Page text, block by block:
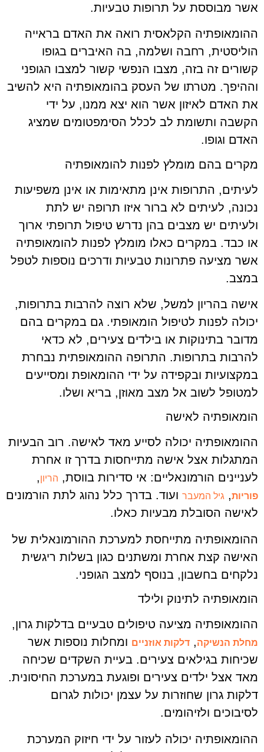
אשר מבוססת על תרופות טבעיות.
ההומאופתיה הקלאסית רואה את האדם בראייה
הוליסטית, רחבה ושלמה, בה האיברים בגופו
קשורים זה בזה, מצבו הנפשי קשור למצבו הגופני
וההיפך. מטרתו של העסק בהומאופתיה היא להשיב
את האדם לאיזון אשר הוא יצא ממנו, על ידי
הקשבה ותשומת לב לכלל הסימפטומים שמציג
האדם וגופו.
מקרים בהם מומלץ לפנות להומאופתיה
לעיתים, התרופות אינן מתאימות או אינן משפיעות
נכונה, לעיתים לא ברור איזו תרופה יש לתת
ולעיתים יש מצבים בהן נדרש טיפול תרופתי ארוך
או כבד. במקרים כאלו מומלץ לפנות להומאופתיה
אשר מציעה פתרונות טבעיות ודרכים נוספות לטפל
במצב.
אישה בהריון למשל, שלא רוצה להרבות בתרופות,
יכולה לפנות לטיפול הומאופתי. גם במקרים בהם
מדובר בתינוקות או בילדים צעירים, לא כדאי
להרבות בתרופות. התרופה ההומאופתית נבחרת
במקצועיות ובקפידה על ידי ההומאופת ומסייעים
למטופל לשוב אל מצב מאוזן, בריא ושלו.
הומאופתיה לאישה
ההומאופתיה יכולה לסייע מאד לאישה. רוב הבעיות
המתגלות אצל אישה מתייחסות בדרך זו אחרת
לעניינים הורמונאליים: אי סדירות בווסת, הריון,
פוריות, גיל המעבר ועוד. בדרך כלל נהוג לתת הורמונים
לאישה הסובלת מבעיות כאלו.
ההומאופתיה מתייחסת למערכת ההורמונאלית של
האישה קצת אחרת ומשתנים כגון בשלות ריגשית
נלקחים בחשבון, בנוסף למצב הגופני.
הומאופתיה לתינוק ולילד
ההומאופתיה מציעה טיפולים טבעיים בדלקות גרון,
מחלת הנשיקה, דלקות אוזניים ומחלות נוספות אשר
שכיחות בגילאים צעירים. בעיית השקדים שכיחה
מאד אצל ילדים צעירים ופוגעת במערכת החיסונית.
דלקות גרון שחוזרות על עצמן יכולות לגרום
לסיבוכים ולזיהומים.
ההומאופתיה יכולה לעזור על ידי חיזוק המערכת